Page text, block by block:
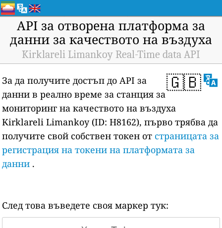
API за отворена платформа за
данни за качеството на въздуха
Kirklareli Limankoy Real-Time data API
🇬🇧
За да получите достъп до API за
данни в реално време за станция за
мониторинг на качеството на въздуха
Kirklareli Limankoy (ID: H8162), първо трябва да
получите свой собствен токен от страницата за
регистрация на токени на платформата за
данни .
След това въведете своя маркер тук: